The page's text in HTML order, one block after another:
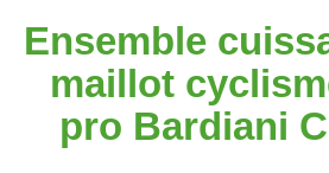
Ensemble
maillot
pro Bardiani